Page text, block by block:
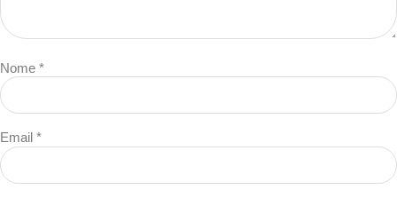
Nome *
Email *